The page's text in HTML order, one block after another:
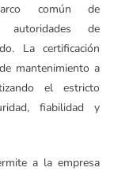
común de
autoridades de
La certificación
mantenimiento a
el estricto
fiabilidad y
a la empresa